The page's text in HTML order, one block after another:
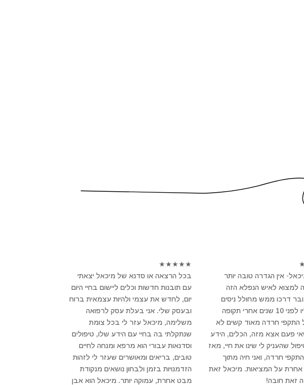
★
★
★
★
★
בכל הרצאה או סדנא של מיכאל יצאתי
עם תובנות חדשות וכלים ליישום בחיי היום
יום, לחדש את עצמי ולהיות עצמאית ברוח
ובעסק שלי. אני בעלת עסק לרפואה
משלימה, מיכאל עזר לי בכל צומת
שנתקלתי בה בחיי עם הידע שלו, טיפולים
וסדנאות עבורי הוא מרפא ומנחה לחיים
טובים, בריאים ומאושרים שעזר לי לזהות
הזדמנויות בזמן ולבחון נושאים מנקודת
מבט אחרת, עמוקה יותר. מיכאל הוא אבן
★
אין הגדרה טובה יותר
למצוא לאיש הנפלא הזה
דרכו ממש מחולל ניסים
הגעתי אליו לפני 10 שנים אחרי תקופה
התקפי חרדה מאוד קשים לא
פעם אצא מזה, הכלים, הידע
שהעניק לי שינו את חיי, מאז
התקפי חרדה, ואני חיה מתוך
אחרת על המציאות. מיכאל זאת
זאת חובה!